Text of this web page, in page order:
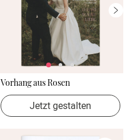
Vorhang aus Rosen
Jetzt gestalten